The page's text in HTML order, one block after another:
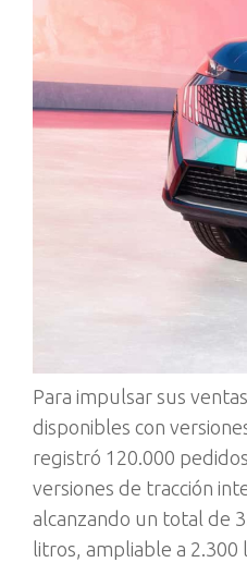
Para impulsar sus
disponibles con
registró 120.000
versiones de tracción
alcanzando un total de
litros, ampliable a